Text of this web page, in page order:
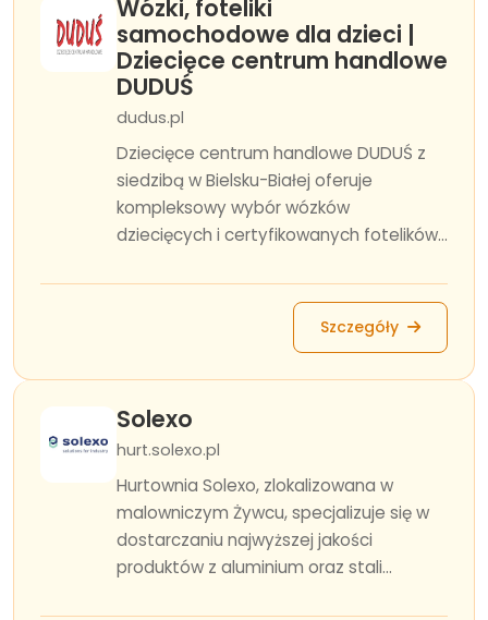
Wózki, foteliki
samochodowe dla dzieci |
Dziecięce centrum handlowe
DUDUŚ
dudus.pl
Dziecięce centrum handlowe DUDUŚ z
siedzibą w Bielsku-Białej oferuje
kompleksowy wybór wózków
dziecięcych i certyfikowanych fotelików...
Szczegóły
Solexo
hurt.solexo.pl
Hurtownia Solexo, zlokalizowana w
malowniczym Żywcu, specjalizuje się w
dostarczaniu najwyższej jakości
produktów z aluminium oraz stali...